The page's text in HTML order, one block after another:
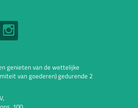
genieten van de wettelijke
van goederen) gedurende 2